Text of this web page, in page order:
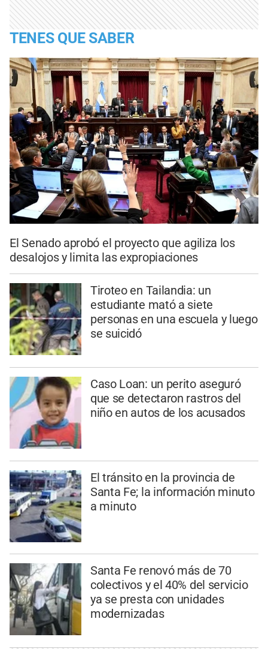
TENES QUE SABER
El Senado aprobó el proyecto que agiliza los
desalojos y limita las expropiaciones
Tiroteo en Tailandia: un
estudiante mató a siete
personas en una escuela y luego
se suicidó
Caso Loan: un perito aseguró
que se detectaron rastros del
niño en autos de los acusados
El tránsito en la provincia de
Santa Fe; la información minuto
a minuto
Santa Fe renovó más de 70
colectivos y el 40% del servicio
ya se presta con unidades
modernizadas